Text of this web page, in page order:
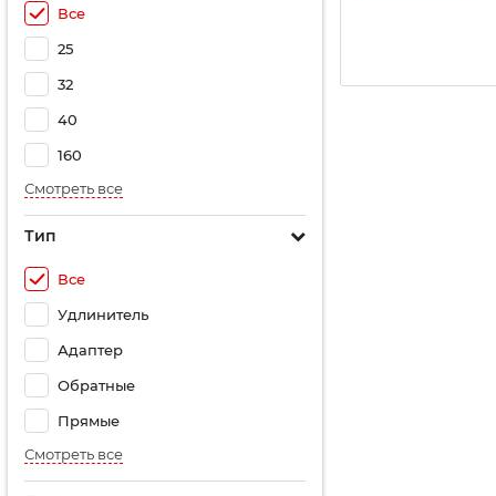
Все
25
32
40
160
Смотреть все
Тип
Все
Удлинитель
Адаптер
Обратные
Прямые
Смотреть все